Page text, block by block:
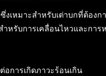
เหมาะสำหรับเต่าบกที่ต้องก
ำหรับการเคลื่อนไหวและการ
อการเกิดภาวะร้อนเกิน